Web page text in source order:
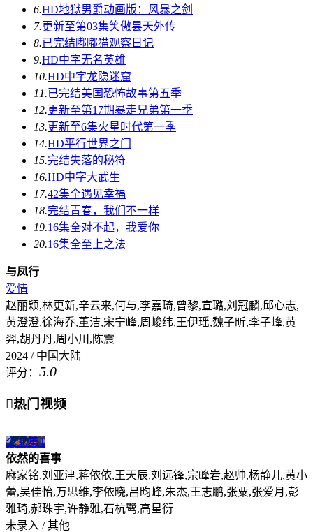
6.HD地狱男爵动画版：风暴之剑
7.更新至第03集笑傲昙天外传
8.已完结嘟嘟猫观察日记
9.HD中字无名英雄
10.HD中字龙隐迷窟
11.已完结美国恐怖故事第五季
12.更新至第17期暴走兄弟第一季
13.更新至6集火星时代第一季
14.HD平行世界之门
15.完结失落的秘符
16.HD中字大武生
17.42集全遇见幸福
18.完结青春，我们不一样
19.16集全对不起，我爱你
20.16集全至上之法
与凤行
爱情
赵丽颖,林更新,辛云来,何与,李嘉琦,曾黎,宣璐,刘冠麟,邱心志,
黄澄澄,徐海乔,董洁,宋宁峰,周峻纬,王伊瑶,魏子昕,李子峰,黄
羿,胡丹丹,周小川,陈震
2024 / 中国大陆
评分： 5.0
热门视频
全30集1
依然的喜事
麻家铭,刘亚津,蒋依依,王天辰,刘远锋,宗峰岩,赵帅,杨静儿,黄小
蕾,吴佳怡,万思维,李依晓,吕昀峰,朱杰,王志鹏,张粟,张爱月,彭
雅琦,郝珠宇,许静雅,石杭鹭,高星衍
未录入 / 其他